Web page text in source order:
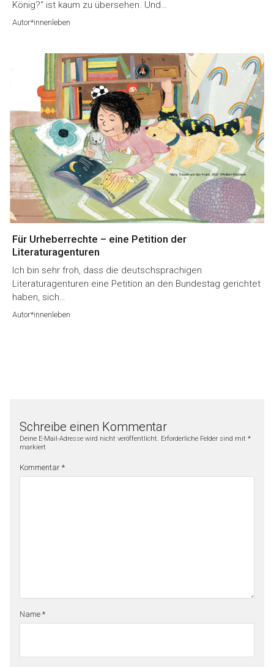
König?“ ist kaum zu übersehen. Und…
Autor*innenleben
Für Urheberrechte – eine Petition der
Literaturagenturen
Ich bin sehr froh, dass die deutschsprachigen
Literaturagenturen eine Petition an den Bundestag gerichtet
haben, sich…
Autor*innenleben
Schreibe einen Kommentar
Deine E-Mail-Adresse wird nicht veröffentlicht. Erforderliche Felder sind mit *
markiert
Kommentar *
Name *